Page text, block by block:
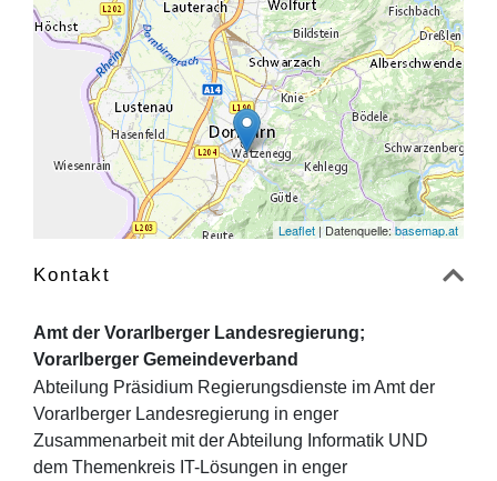
Leaflet| Datenquelle:basemap.at
Kontakt
Amt der Vorarlberger Landesregierung;
Vorarlberger Gemeindeverband
Abteilung Präsidium Regierungsdienste im Amt der
Vorarlberger Landesregierung in enger
Zusammenarbeit mit der Abteilung Informatik UND
dem Themenkreis IT-Lösungen in enger